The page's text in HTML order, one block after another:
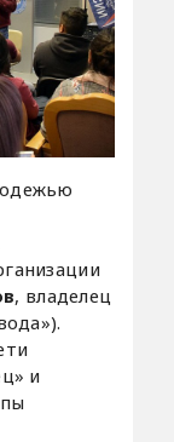
, владелец
и